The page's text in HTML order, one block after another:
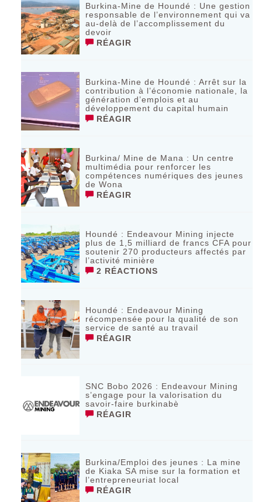
Burkina-Mine de Houndé : Une gestion
responsable de l’environnement qui va
au-delà de l’accomplissement du
devoir
RÉAGIR
Burkina-Mine de Houndé : Arrêt sur la
contribution à l’économie nationale, la
génération d’emplois et au
développement du capital humain
RÉAGIR
Burkina/ Mine de Mana : Un centre
multimédia pour renforcer les
compétences numériques des jeunes
de Wona
RÉAGIR
Houndé : Endeavour Mining injecte
plus de 1,5 milliard de francs CFA pour
soutenir 270 producteurs affectés par
l’activité minière
2 RÉACTIONS
Houndé : Endeavour Mining
récompensée pour la qualité de son
service de santé au travail
RÉAGIR
SNC Bobo 2026 : Endeavour Mining
s’engage pour la valorisation du
savoir-faire burkinabè
RÉAGIR
Burkina/Emploi des jeunes : La mine
de Kiaka SA mise sur la formation et
l’entrepreneuriat local
RÉAGIR